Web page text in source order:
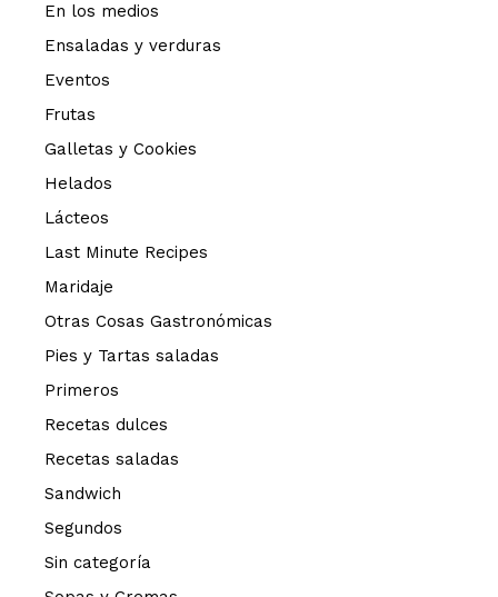
En los medios
Ensaladas y verduras
Eventos
Frutas
Galletas y Cookies
Helados
Lácteos
Last Minute Recipes
Maridaje
Otras Cosas Gastronómicas
Pies y Tartas saladas
Primeros
Recetas dulces
Recetas saladas
Sandwich
Segundos
Sin categoría